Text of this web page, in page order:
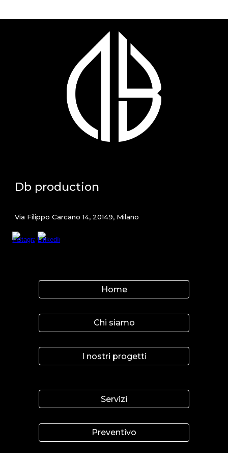
Db production
Via Filippo Carcano 14, 20149, Milano
Home
Chi siamo
I nostri progetti
Servizi
Preventivo